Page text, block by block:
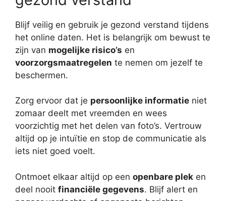
Blijf veilig en gebruik je gezond verstand tijdens
het online daten. Het is belangrijk om bewust te
zijn van mogelijke risico’s en
voorzorgsmaatregelen te nemen om jezelf te
beschermen.
Zorg ervoor dat je persoonlijke informatie niet
zomaar deelt met vreemden en wees
voorzichtig met het delen van foto’s. Vertrouw
altijd op je intuïtie en stop de communicatie als
iets niet goed voelt.
Ontmoet elkaar altijd op een openbare plek en
deel nooit financiële gegevens. Blijf alert en